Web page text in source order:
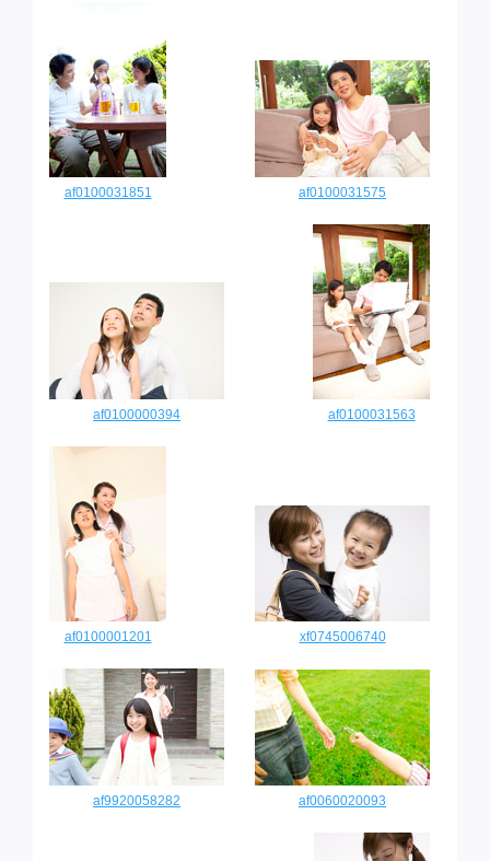
af0100031851 af0100031575
af0100000394 af0100031563
af0100001201 xf0745006740
af9920058282 af0060020093